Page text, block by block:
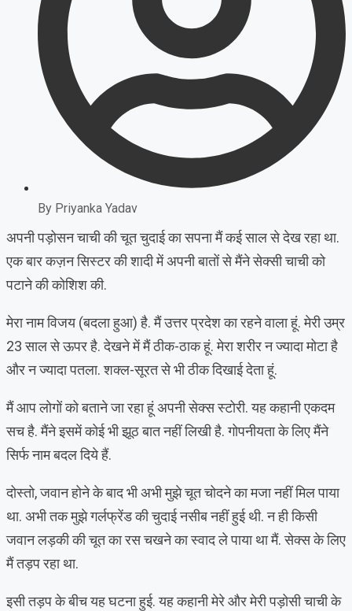
By Priyanka Yadav
अपनी पड़ोसन चाची की चूत चुदाई का सपना मैं कई साल से देख रहा था.
एक बार कज़न सिस्टर की शादी में अपनी बातों से मैंने सेक्सी चाची को
पटाने की कोशिश की.
मेरा नाम विजय (बदला हुआ) है. मैं उत्तर प्रदेश का रहने वाला हूं. मेरी उम्र
23 साल से ऊपर है. देखने में मैं ठीक-ठाक हूं. मेरा शरीर न ज्यादा मोटा है
और न ज्यादा पतला. शक्ल-सूरत से भी ठीक दिखाई देता हूं.
मैं आप लोगों को बताने जा रहा हूं अपनी सेक्स स्टोरी. यह कहानी एकदम
सच है. मैंने इसमें कोई भी झूठ बात नहीं लिखी है. गोपनीयता के लिए मैंने
सिर्फ नाम बदल दिये हैं.
दोस्तो, जवान होने के बाद भी अभी मुझे चूत चोदने का मजा नहीं मिल पाया
था. अभी तक मुझे गर्लफ्रेंड की चुदाई नसीब नहीं हुई थी. न ही किसी
जवान लड़की की चूत का रस चखने का स्वाद ले पाया था मैं. सेक्स के लिए
मैं तड़प रहा था.
इसी तड़प के बीच यह घटना हुई. यह कहानी मेरे और मेरी पड़ोसी चाची के